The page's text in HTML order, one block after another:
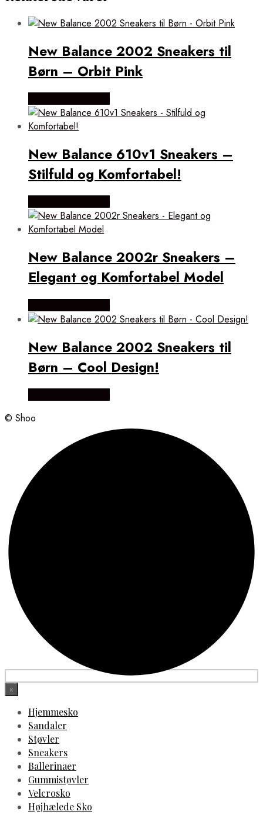
New Balance 2002 Sneakers til
Børn – Orbit Pink
New Balance 610v1 Sneakers –
Stilfuld og Komfortabel!
New Balance 2002r Sneakers –
Elegant og Komfortabel Model
New Balance 2002 Sneakers til
Børn – Cool Design!
© Shoo
×
Hjemmesko
Sandaler
Støvler
Sneakers
Ballerinaer
Gummistøvler
Velcrosko
Højhælede Sko